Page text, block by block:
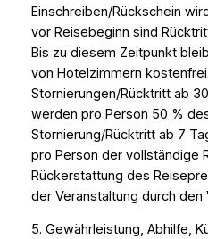
Einschreiben/Rückschein
vor Reisebeginn sind
Bis zu diesem Zeitpunkt
von Hotelzimmern
Stornierungen/Rücktritt ab
werden pro Person 50 %
Stornierung/Rücktritt ab 7
pro Person der vollständige
Rückerstattung des
der Veranstaltung durch den
5. Gewährleistung, Abhilfe,